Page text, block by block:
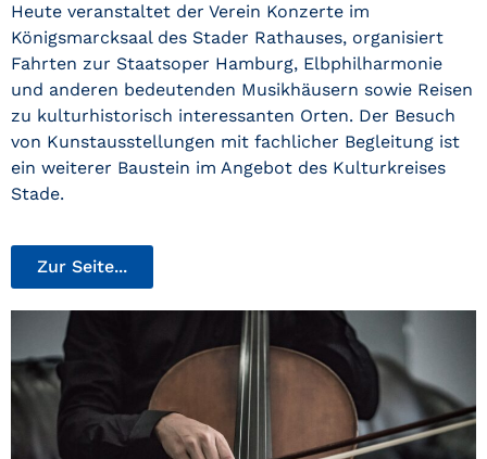
Heute veranstaltet der Verein Konzerte im
Königsmarcksaal des Stader Rathauses, organisiert
Fahrten zur Staatsoper Hamburg, Elbphilharmonie
und anderen bedeutenden Musikhäusern sowie Reisen
zu kulturhistorisch interessanten Orten. Der Besuch
von Kunstausstellungen mit fachlicher Begleitung ist
ein weiterer Baustein im Angebot des Kulturkreises
Stade.
Zur Seite...